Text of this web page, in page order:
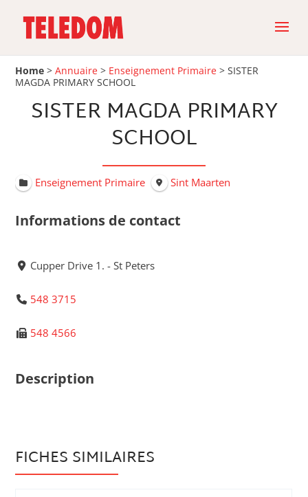
Home >Annuaire > Enseignement Primaire >SISTER
MAGDA PRIMARY SCHOOL
SISTER MAGDA PRIMARY
SCHOOL
Enseignement Primaire Sint Maarten
Informations de contact
Cupper Drive 1. - St Peters
548 3715
548 4566
Description
FICHES SIMILAIRES